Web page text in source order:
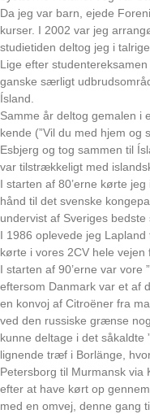
Da jeg var barn, ejede
kurser. I 2002 var jeg
studietiden deltog jeg i
Lige efter
ganske særligt
Ísland.
Samme år deltog gemalen i
kende (”Vil du med hjem og
Esbjerg og tog sammen til
var tilstrækkeligt med
I starten af 80’erne kørte
hånd til det svenske
undervist af Sveriges
I 1986 oplevede jeg
kørte i vores 2CV hele
I starten af 90’erne var
eftersom Danmark var et af
en konvoj af Citroëner fra
ved den russiske grænse
kunne deltage i det
lignende træf i Borlänge,
Petersborg til Murmansk via
efter at have kørt op
med en omvej, denne gang